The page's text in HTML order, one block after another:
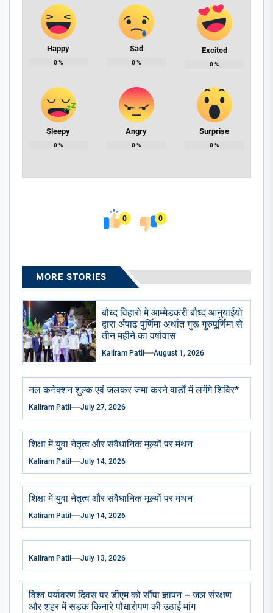
Happy
0%
Sad
0%
Excited
0%
Sleepy
0%
Angry
0%
Surprise
0%
0 0
MORE STORIES
बौध्द विहारो मे आम्मेडकरी बौध्द आनुयाईयो
द्वारा र्अषाढ पुर्णिमा अर्थात गुरू गुरुपूर्णिमा से
तीन महीने का वर्षावास
Kaliram Patil August 1, 2026
नल कनेक्शन शुल्क एवं जलकर जमा करने वार्डों में लगेंगे शिविर*
Kaliram Patil July 27, 2026
शिक्षा में युवा नेतृत्व और संवैधानिक मूल्यों पर मंथन
Kaliram Patil July 14, 2026
शिक्षा में युवा नेतृत्व और संवैधानिक मूल्यों पर मंथन
Kaliram Patil July 14, 2026
Kaliram Patil July 13, 2026
विश्व पर्यावरण दिवस पर डीएम को सौंपा ज्ञापन – जल संरक्षण
और शहर में सड़क किनारे पौधारोपण की उठाई मांग